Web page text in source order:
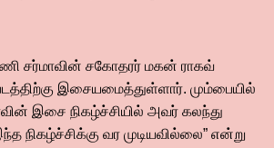
சர்மாவின் சகோதரர் மகன் ராகவ்
இசையமைத்துள்ளார். மும்பையில்
இசை நிகழ்ச்சியில் அவர் கலந்து
நிகழ்ச்சிக்கு வர முடியவில்லை” என்று